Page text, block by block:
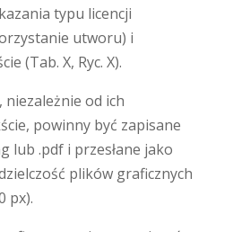
typu licencji
utworu) i
(Tab. X, Ryc. X).
niezależnie od ich
powinny być zapisane
lub .pdf i przesłane jako
plików graficznych
px).